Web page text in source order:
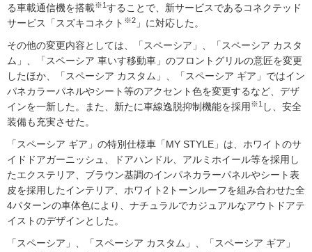
る車載通信機を搭載※1することで、新サービスであるコネクテッド
サービス「スズキコネクト ※2 」に対応した。
その他の変更内容としては、「スペーシア」、「スペーシア カスタ
ム」、「スペーシア 車いす移動車」のフロントグリルの意匠を変更
したほか、「スペーシア カスタム」、「スペーシア ギア」ではイン
パネカラーパネルやシート等のアクセント色を変更するなど、デザ
インを一新した。また、新たに車線逸脱抑制機能を採用 ※1 し、安全
装備も充実させた。
「スペーシア ギア」の特別仕様車「MY STYLE」は、ホワイトのサ
イドドアガーニッシュ、ドアハンドル、アルミホイール等を採用し
たエクステリア、ブラウン基調のインパネカラーパネルやシート表
皮を採用したインテリア、ホワイト2トーンルーフを組み合わせた全
4パターンの車体色により、ナチュラルでカジュアルなアウトドアテ
イストのデザインとした。
「スペーシア」、「スペーシア カスタム」、「スペーシア ギア」